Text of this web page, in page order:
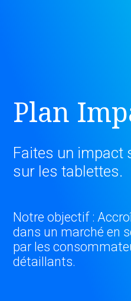
Plan
Faites un impact
sur les tablettes.
Notre objectif :
dans un marché en
par les
détaillants.